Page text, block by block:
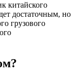
китайского
достаточным, но
грузового